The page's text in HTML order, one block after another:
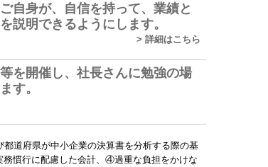
自身が、自信を持って、業績と
説明できるようにします。
> 詳細はこちら
を開催 し、 社長さんに勉強の場
す。
道府県が中小企業の決算書を分析する際の基
慣行に配慮した会計、④過重な負担をかけな